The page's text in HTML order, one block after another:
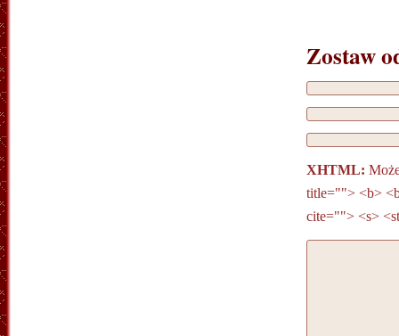
Zostaw
XHTML:
title=""> <b>
cite=""> <s>